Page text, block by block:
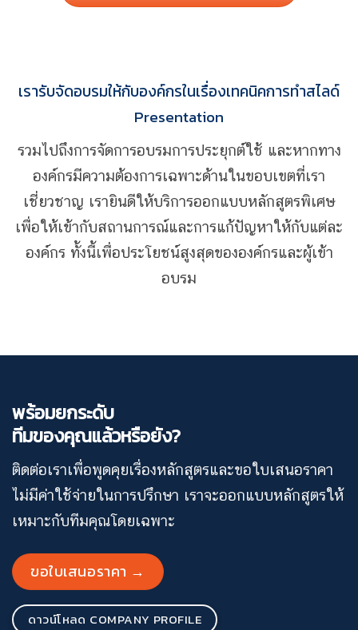
เรารับจัดอบรมให้กับองค์กรในเรื่องเทคนิคการทำสไลด์
Presentation
รวมไปถึงการจัดการอบรมการประยุกต์ใช้ และหากทาง
องค์กรมีความต้องการเฉพาะด้านในขอบเขตที่เรา
เชี่ยวชาญ เรายินดีให้บริการออกแบบหลักสูตรพิเศษ
เพื่อให้เข้ากับสถานการณ์และการแก้ปัญหาให้กับแต่ละ
องค์กร ทั้งนี้เพื่อประโยชน์สูงสุดขององค์กรและผู้เข้า
อบรม
พร้อมยกระดับ
ทีมของคุณแล้วหรือยัง?
ติดต่อเราเพื่อพูดคุยเรื่องหลักสูตรและขอใบเสนอราคา
ไม่มีค่าใช้จ่ายในการปรึกษา เราจะออกแบบหลักสูตรให้
เหมาะกับทีมคุณโดยเฉพาะ
ขอใบเสนอราคา →
ดาวน์โหลด COMPANY PROFILE